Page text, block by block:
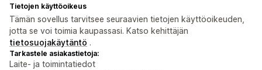
Tietojen käyttöoikeus
Tämän sovellus tarvitsee seuraavien tietojen käyttöoikeuden,
jotta se voi toimia kaupassasi. Katso kehittäjän
tietosuojakäytäntö .
Tarkastele asiakastietoja:
Laite- ja toimintatiedot